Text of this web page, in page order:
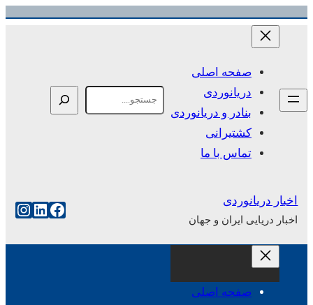
رفتن
صفحه اصلی
دریانوردی
بنادر و دریانوردی
کشتیرانی
تماس با ما
اخبار دریانوردی
اخبار دریایی ایران و جهان
فیس‌بوک
صفحه اصلی